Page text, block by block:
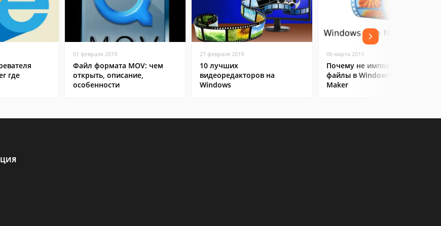
где
01 февраля 2019
Файл формата MOV: чем
открыть, описание,
особенности
27 февраля 2019
10 лучших
видеоредакторов на
Windows
06 марта 2019
Почему не импортируются
файлы в Windows Movie
Maker